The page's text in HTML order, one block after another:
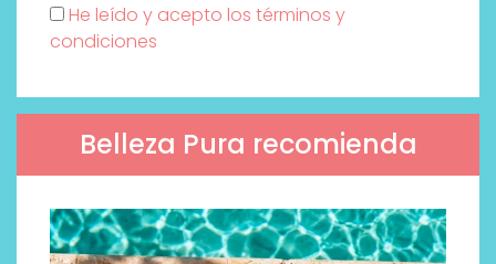
He leído y acepto los términos y
condiciones
Belleza Pura recomienda